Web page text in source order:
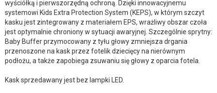
wyściółką i pierwszorzędną ochroną. Dzięki innowacyjnemu
systemowi Kids Extra Protection System (KEPS), w którym szczyt
kasku jest zintegrowany z materiałem EPS, wrażliwy obszar czoła
jest optymalnie chroniony w sytuacji awaryjnej. Szczególnie sprytny:
Baby Buffer przymocowany z tyłu głowy zmniejsza drgania
przenoszone na kask przez fotelik dziecięcy na nierównym
podłożu, a także zapobiega zsuwaniu się głowy z oparcia fotela.
Kask sprzedawany jest bez lampki LED.